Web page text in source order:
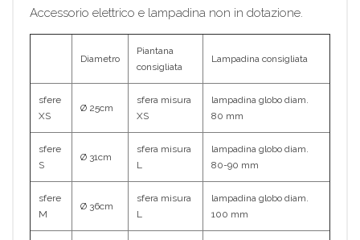
Accessorio elettrico e lampadina non in dotazione.
Diametro
Piantana
consigliata
Lampadina consigliata
sfere
XS
Ø 25cm
sfera misura
XS
lampadina globo diam.
80 mm
sfere
S
Ø 31cm
sfera misura
L
lampadina globo diam.
80-90 mm
sfere
M
Ø 36cm
sfera misura
L
lampadina globo diam.
100 mm